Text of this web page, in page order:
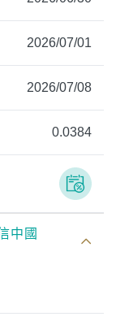
2026/07/01
2026/07/08
0.0384
中國